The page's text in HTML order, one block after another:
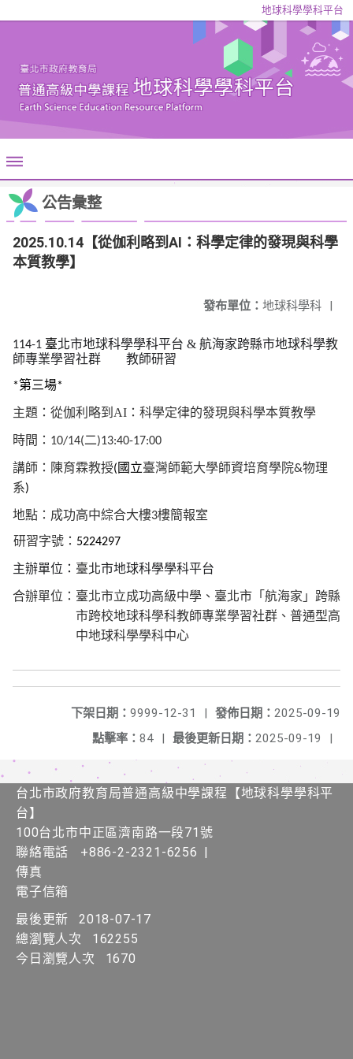
地球科學學科平台
公告彙整
2025.10.14【從伽利略到AI：科學定律的發現與科學
本質教學】
發布單位： 地球科學科 |
114-1 臺北市地球科學學科平台 & 航海家跨縣市地球科學教
師專業學習社群 教師研習
*第三場*
主題： 從伽利略到AI：科學定律的發現與科學本質教學
時間： 10/14(二)13:40-17:00
講師：陳育霖教授( 國立臺灣師範大學師資培育學院&物理
系)
地點：成功高中綜合大樓3樓簡報室
研習字號： 5224297
主辦單位： 臺北市地球科學學科平台
合辦單位： 臺北市立成功高級中學、臺北市「航海家」跨縣
市跨校地球科學科教師專業學習社群、普通型高
中地球科學學科中心
發佈日期： 2025-09-19
下架日期： 9999-12-31
|
最後更新日期： 2025-09-19 |
點擊率： 84 |
台北市政府教育局普通高級中學課程​【​地球科學學科平
台】
100台北市中正區濟南路一段71號
聯絡電話
+886-2-2321-6256 |
傳真
電子信箱
最後更新
2018-07-17
總瀏覽人次
162255
今日瀏覽人次
1670